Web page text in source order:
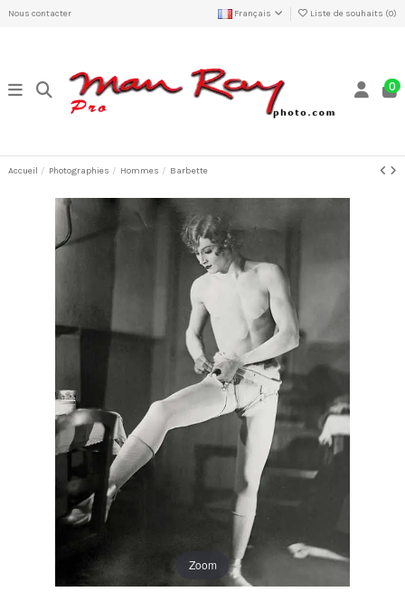
Nous contacter Français Liste de souhaits (0)
0
Accueil Photographies Hommes Barbette
Zoom